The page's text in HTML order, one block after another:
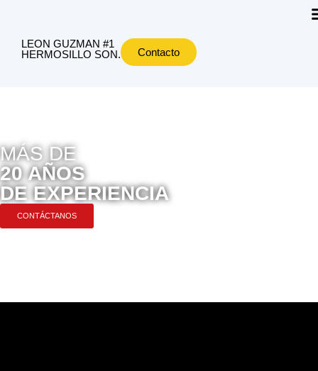
LEON GUZMAN #1
HERMOSILLO SON.
Contacto
MÁS DE
20 AÑOS
DE EXPERIENCIA
CONTÁCTANOS